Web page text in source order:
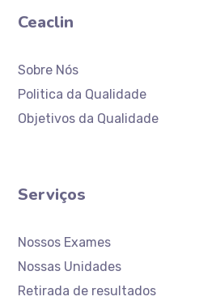
Ceaclin
Sobre Nós
Politica da Qualidade
Objetivos da Qualidade
Serviços
Nossos Exames
Nossas Unidades
Retirada de resultados